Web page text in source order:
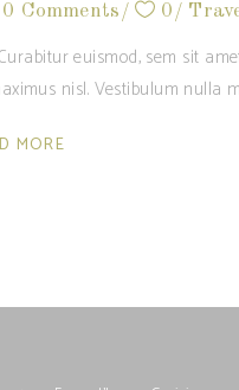
0 Comments 0
euismod, sem sit
nisl. Vestibulum nulla
MORE